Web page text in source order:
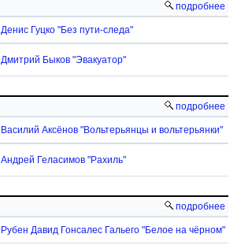
подробнее
Денис Гуцко "Без пути-следа"
Дмитрий Быков "Эвакуатор"
подробнее
Василий Аксёнов "Вольтерьянцы и вольтерьянки"
Андрей Геласимов "Рахиль"
подробнее
Рубен Давид Гонсалес Гальего "Белое на чёрном"